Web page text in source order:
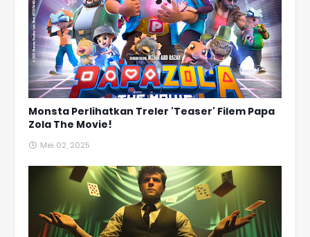
Monsta Perlihatkan Treler 'Teaser' Filem Papa
Zola The Movie!
Mei 02, 2025